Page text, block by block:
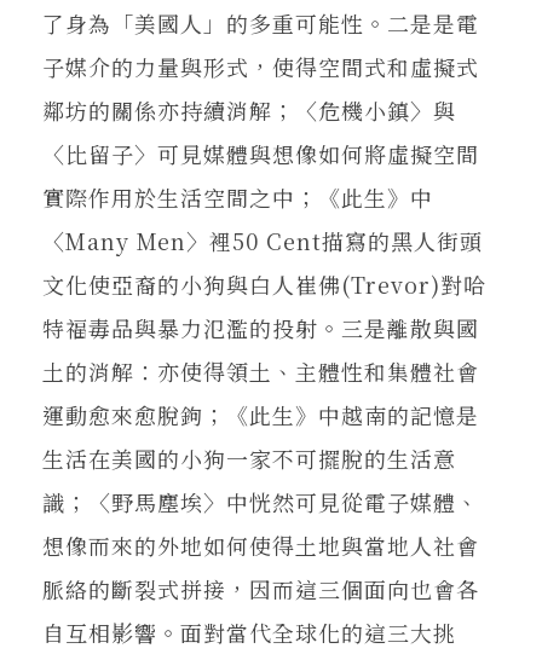
了身為「美國人」的多重可能性。二是是電
子媒介的力量與形式，使得空間式和虛擬式
鄰坊的關係亦持續消解；〈危機小鎮〉與
〈比留子〉可見媒體與想像如何將虛擬空間
實際作用於生活空間之中；《此生》中
〈Many Men〉裡50 Cent描寫的黑人街頭
文化使亞裔的小狗與白人崔佛(Trevor)對哈
特福毒品與暴力氾濫的投射。三是離散與國
土的消解：亦使得領土、主體性和集體社會
運動愈來愈脫鉤；《此生》中越南的記憶是
生活在美國的小狗一家不可擺脫的生活意
識；〈野馬塵埃〉中恍然可見從電子媒體、
想像而來的外地如何使得土地與當地人社會
脈絡的斷裂式拼接，因而這三個面向也會各
自互相影響。面對當代全球化的這三大挑